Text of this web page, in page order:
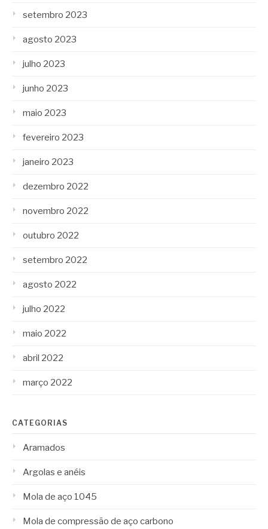
setembro 2023
agosto 2023
julho 2023
junho 2023
maio 2023
fevereiro 2023
janeiro 2023
dezembro 2022
novembro 2022
outubro 2022
setembro 2022
agosto 2022
julho 2022
maio 2022
abril 2022
março 2022
CATEGORIAS
Aramados
Argolas e anéis
Mola de aço 1045
Mola de compressão de aço carbono